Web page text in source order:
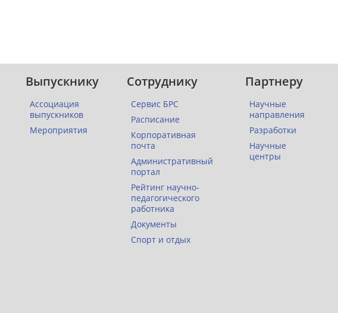
Выпускнику
Ассоциация
выпускников
Мероприятия
Сотруднику
Сервис БРС
Расписание
Корпоративная
почта
Административный
портал
Рейтинг научно-
педагогического
работника
Документы
Спорт и отдых
Партнеру
Научные
направления
Разработки
Научные
центры